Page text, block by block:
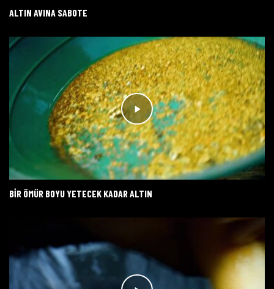
ALTIN AVINA SABOTE
BIR ÖMÜR BOYU YETECEK KADAR ALTIN